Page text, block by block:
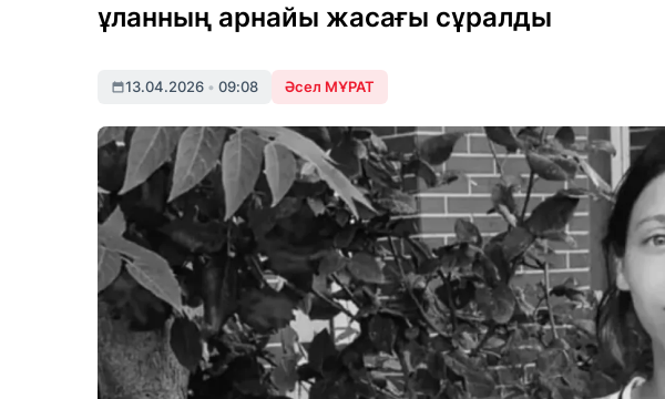
ұланның арнайы жасағы сұралды
13.04.2026 • 09:08 Әсел МҰРАТ